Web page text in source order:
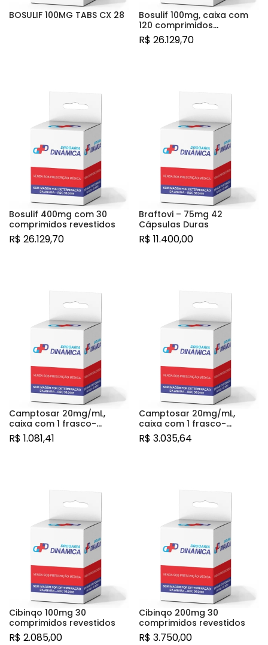
BOSULIF 100MG TABS CX 28
Bosulif 100mg, caixa com
120 comprimidos
revestidos
R$ 26.129,70
Bosulif 400mg com 30
comprimidos revestidos
R$ 26.129,70
Braftovi – 75mg 42
Cápsulas Duras
R$ 11.400,00
Camptosar 20mg/mL,
caixa com 1 frasco-
ampola com 2mL de
solução de uso
R$ 1.081,41
Camptosar 20mg/mL,
caixa com 1 frasco-
ampola com 5mL de
solução de uso
R$ 3.035,64
Cibinqo 100mg 30
comprimidos revestidos
R$ 2.085,00
Cibinqo 200mg 30
comprimidos revestidos
R$ 3.750,00